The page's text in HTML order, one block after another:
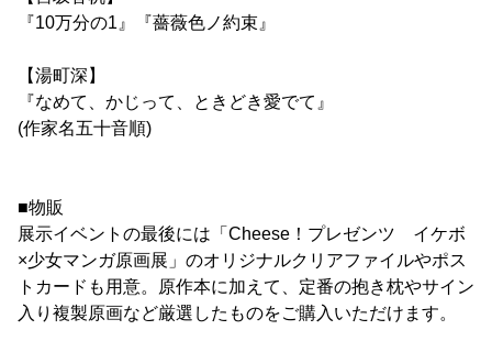
『10万分の1』『薔薇色ノ約束』
【湯町深】
『なめて、かじって、ときどき愛でて』
(作家名五十音順)
■物販
展示イベントの最後には「Cheese！プレゼンツ イケボ
×少女マンガ原画展」のオリジナルクリアファイルやポス
トカードも用意。原作本に加えて、定番の抱き枕やサイン
入り複製原画など厳選したものをご購入いただけます。